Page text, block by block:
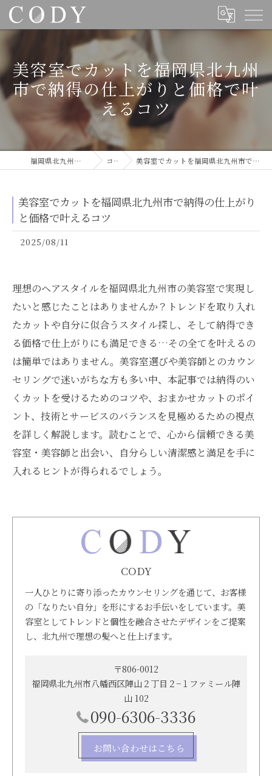
美容室でカットを福岡県北九州
市で納得の仕上がりと価格で叶
えるコツ
福岡県北九州の美容室ならCODY コラム 美容室でカットを福岡県北九州市で納得の仕上がりと価格で叶えるコツ
美容室でカットを福岡県北九州市で納得の仕上がり
と価格で叶えるコツ
2025/08/11
理想のヘアスタイルを福岡県北九州市の美容室で実現し
たいと感じたことはありませんか？トレンドを取り入れ
たカットや自分に似合うスタイル探し、そして納得でき
る価格で仕上がりにも満足できる…その全てを叶えるの
は簡単ではありません。美容室選びや美容師とのカウン
セリングで迷いがちな方も多い中、本記事では納得のい
くカットを受けるためのコツや、おまかせカットのポイ
ント、技術とサービスのバランスを見極めるための視点
を詳しく解説します。読むことで、心から信頼できる美
容室・美容師と出会い、自分らしい清潔感と満足を手に
入れるヒントが得られるでしょう。
CODY
一人ひとりに寄り添ったカウンセリングを通じて、お客様
の「なりたい自分」を形にするお手伝いをしています。美
容室としてトレンドと個性を融合させたデザインをご提案
し、北九州で理想の髪へと仕上げます。
〒806-0012
福岡県北九州市八幡西区陣山２丁目２−１ファミール陣
山 102
090-6306-3336
お問い合わせはこちら